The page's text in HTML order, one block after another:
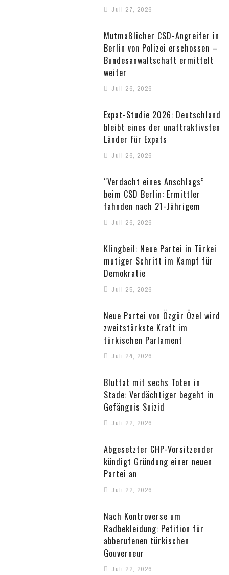
Juli 27, 2026
Mutmaßlicher CSD-Angreifer in
Berlin von Polizei erschossen –
Bundesanwaltschaft ermittelt
weiter
Juli 26, 2026
Expat-Studie 2026: Deutschland
bleibt eines der unattraktivsten
Länder für Expats
Juli 26, 2026
“Verdacht eines Anschlags”
beim CSD Berlin: Ermittler
fahnden nach 21-Jährigem
Juli 26, 2026
Klingbeil: Neue Partei in Türkei
mutiger Schritt im Kampf für
Demokratie
Juli 25, 2026
Neue Partei von Özgür Özel wird
zweitstärkste Kraft im
türkischen Parlament
Juli 24, 2026
Bluttat mit sechs Toten in
Stade: Verdächtiger begeht in
Gefängnis Suizid
Juli 22, 2026
Abgesetzter CHP-Vorsitzender
kündigt Gründung einer neuen
Partei an
Juli 22, 2026
Nach Kontroverse um
Radbekleidung: Petition für
abberufenen türkischen
Gouverneur
Juli 22, 2026